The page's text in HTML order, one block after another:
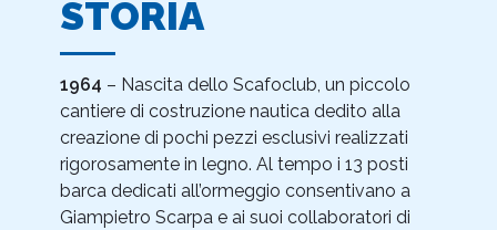
STORIA
1964 – Nascita dello Scafoclub, un piccolo
cantiere di costruzione nautica dedito alla
creazione di pochi pezzi esclusivi realizzati
rigorosamente in legno. Al tempo i 13 posti
barca dedicati all’ormeggio consentivano a
Giampietro Scarpa e ai suoi collaboratori di